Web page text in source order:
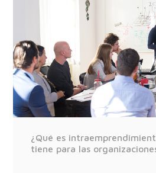
¿Qué es
tiene para las